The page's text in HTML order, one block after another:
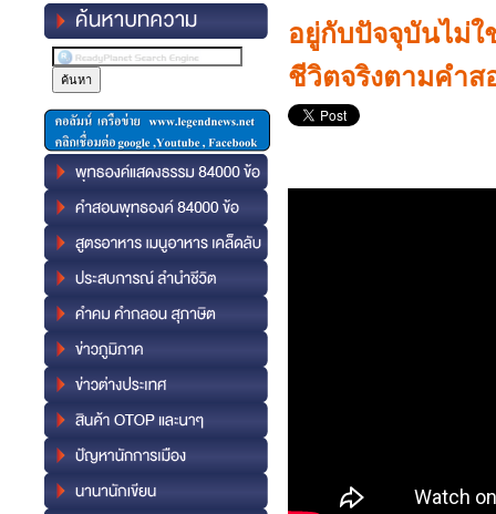
อยู่กับปัจจุบันไม่ใ
ชีวิตจริงตามคำส